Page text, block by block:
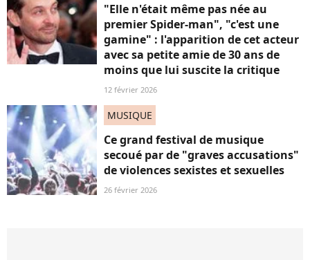
"Elle n'était même pas née au
premier Spider-man", "c'est une
gamine" : l'apparition de cet acteur
avec sa petite amie de 30 ans de
moins que lui suscite la critique
12 février 2026
MUSIQUE
Ce grand festival de musique
secoué par de "graves accusations"
de violences sexistes et sexuelles
26 février 2026